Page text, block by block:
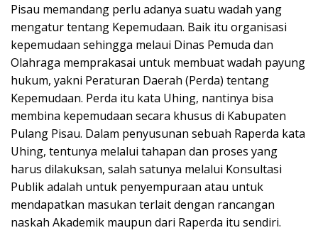
Pisau memandang perlu adanya suatu wadah yang
mengatur tentang Kepemudaan. Baik itu organisasi
kepemudaan sehingga melaui Dinas Pemuda dan
Olahraga memprakasai untuk membuat wadah payung
hukum, yakni Peraturan Daerah (Perda) tentang
Kepemudaan. Perda itu kata Uhing, nantinya bisa
membina kepemudaan secara khusus di Kabupaten
Pulang Pisau. Dalam penyusunan sebuah Raperda kata
Uhing, tentunya melalui tahapan dan proses yang
harus dilakuksan, salah satunya melalui Konsultasi
Publik adalah untuk penyempuraan atau untuk
mendapatkan masukan terlait dengan rancangan
naskah Akademik maupun dari Raperda itu sendiri.